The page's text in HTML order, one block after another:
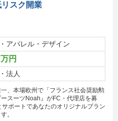
スク開業
アパレル・デザイン
円
法人
、本場欧州で「フランス社会奨励勲
スーツNoah』がFC・代理店を募
ポートであなたのオリジナルブラン
。